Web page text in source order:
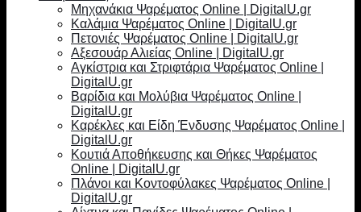
Μηχανάκια Ψαρέματος Online | DigitalU.gr
Καλάμια Ψαρέματος Online | DigitalU.gr
Πετονιές Ψαρέματος Online | DigitalU.gr
Αξεσουάρ Αλιείας Online | DigitalU.gr
Αγκίστρια και Στριφτάρια Ψαρέματος Online |
DigitalU.gr
Βαρίδια και Μολύβια Ψαρέματος Online |
DigitalU.gr
Καρέκλες και Είδη Ένδυσης Ψαρέματος Online |
DigitalU.gr
Κουτιά Αποθήκευσης και Θήκες Ψαρέματος
Online | DigitalU.gr
Πλάνοι και Κοντοφύλακες Ψαρέματος Online |
DigitalU.gr